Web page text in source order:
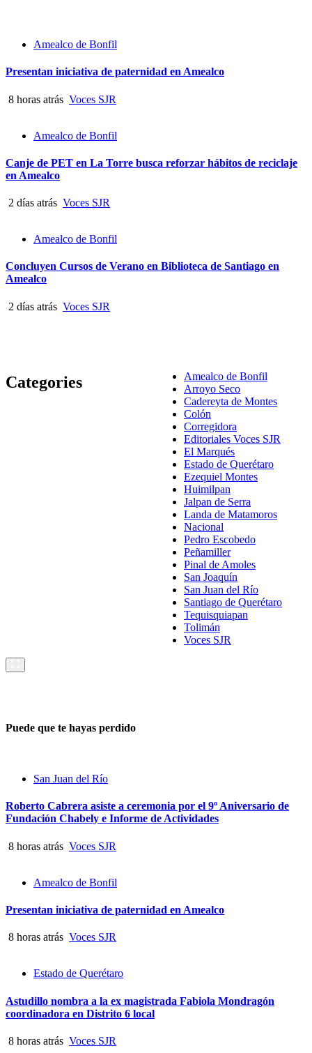
Amealco de Bonfil
Presentan iniciativa de paternidad en Amealco
8 horas atrás Voces SJR
Amealco de Bonfil
Canje de PET en La Torre busca reforzar hábitos de reciclaje
en Amealco
2 días atrás Voces SJR
Amealco de Bonfil
Concluyen Cursos de Verano en Biblioteca de Santiago en
Amealco
2 días atrás Voces SJR
Categories
Amealco de Bonfil
Arroyo Seco
Cadereyta de Montes
Colón
Corregidora
Editoriales Voces SJR
El Marqués
Estado de Querétaro
Ezequiel Montes
Huimilpan
Jalpan de Serra
Landa de Matamoros
Nacional
Pedro Escobedo
Peñamiller
Pinal de Amoles
San Joaquín
San Juan del Río
Santiago de Querétaro
Tequisquiapan
Tolimán
Voces SJR
Puede que te hayas perdido
San Juan del Río
Roberto Cabrera asiste a ceremonia por el 9º Aniversario de
Fundación Chabely e Informe de Actividades
8 horas atrás Voces SJR
Amealco de Bonfil
Presentan iniciativa de paternidad en Amealco
8 horas atrás Voces SJR
Estado de Querétaro
Astudillo nombra a la ex magistrada Fabiola Mondragón
coordinadora en Distrito 6 local
8 horas atrás Voces SJR